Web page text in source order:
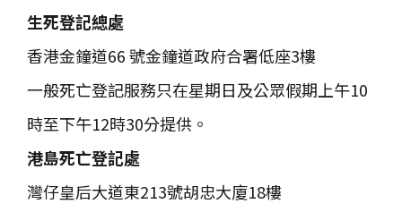
生死登記總處
香港金鐘道66 號金鐘道政府合署低座3樓
一般死亡登記服務只在星期日及公眾假期上午10
時至下午12時30分提供。
港島死亡登記處
灣仔皇后大道東213號胡忠大廈18樓